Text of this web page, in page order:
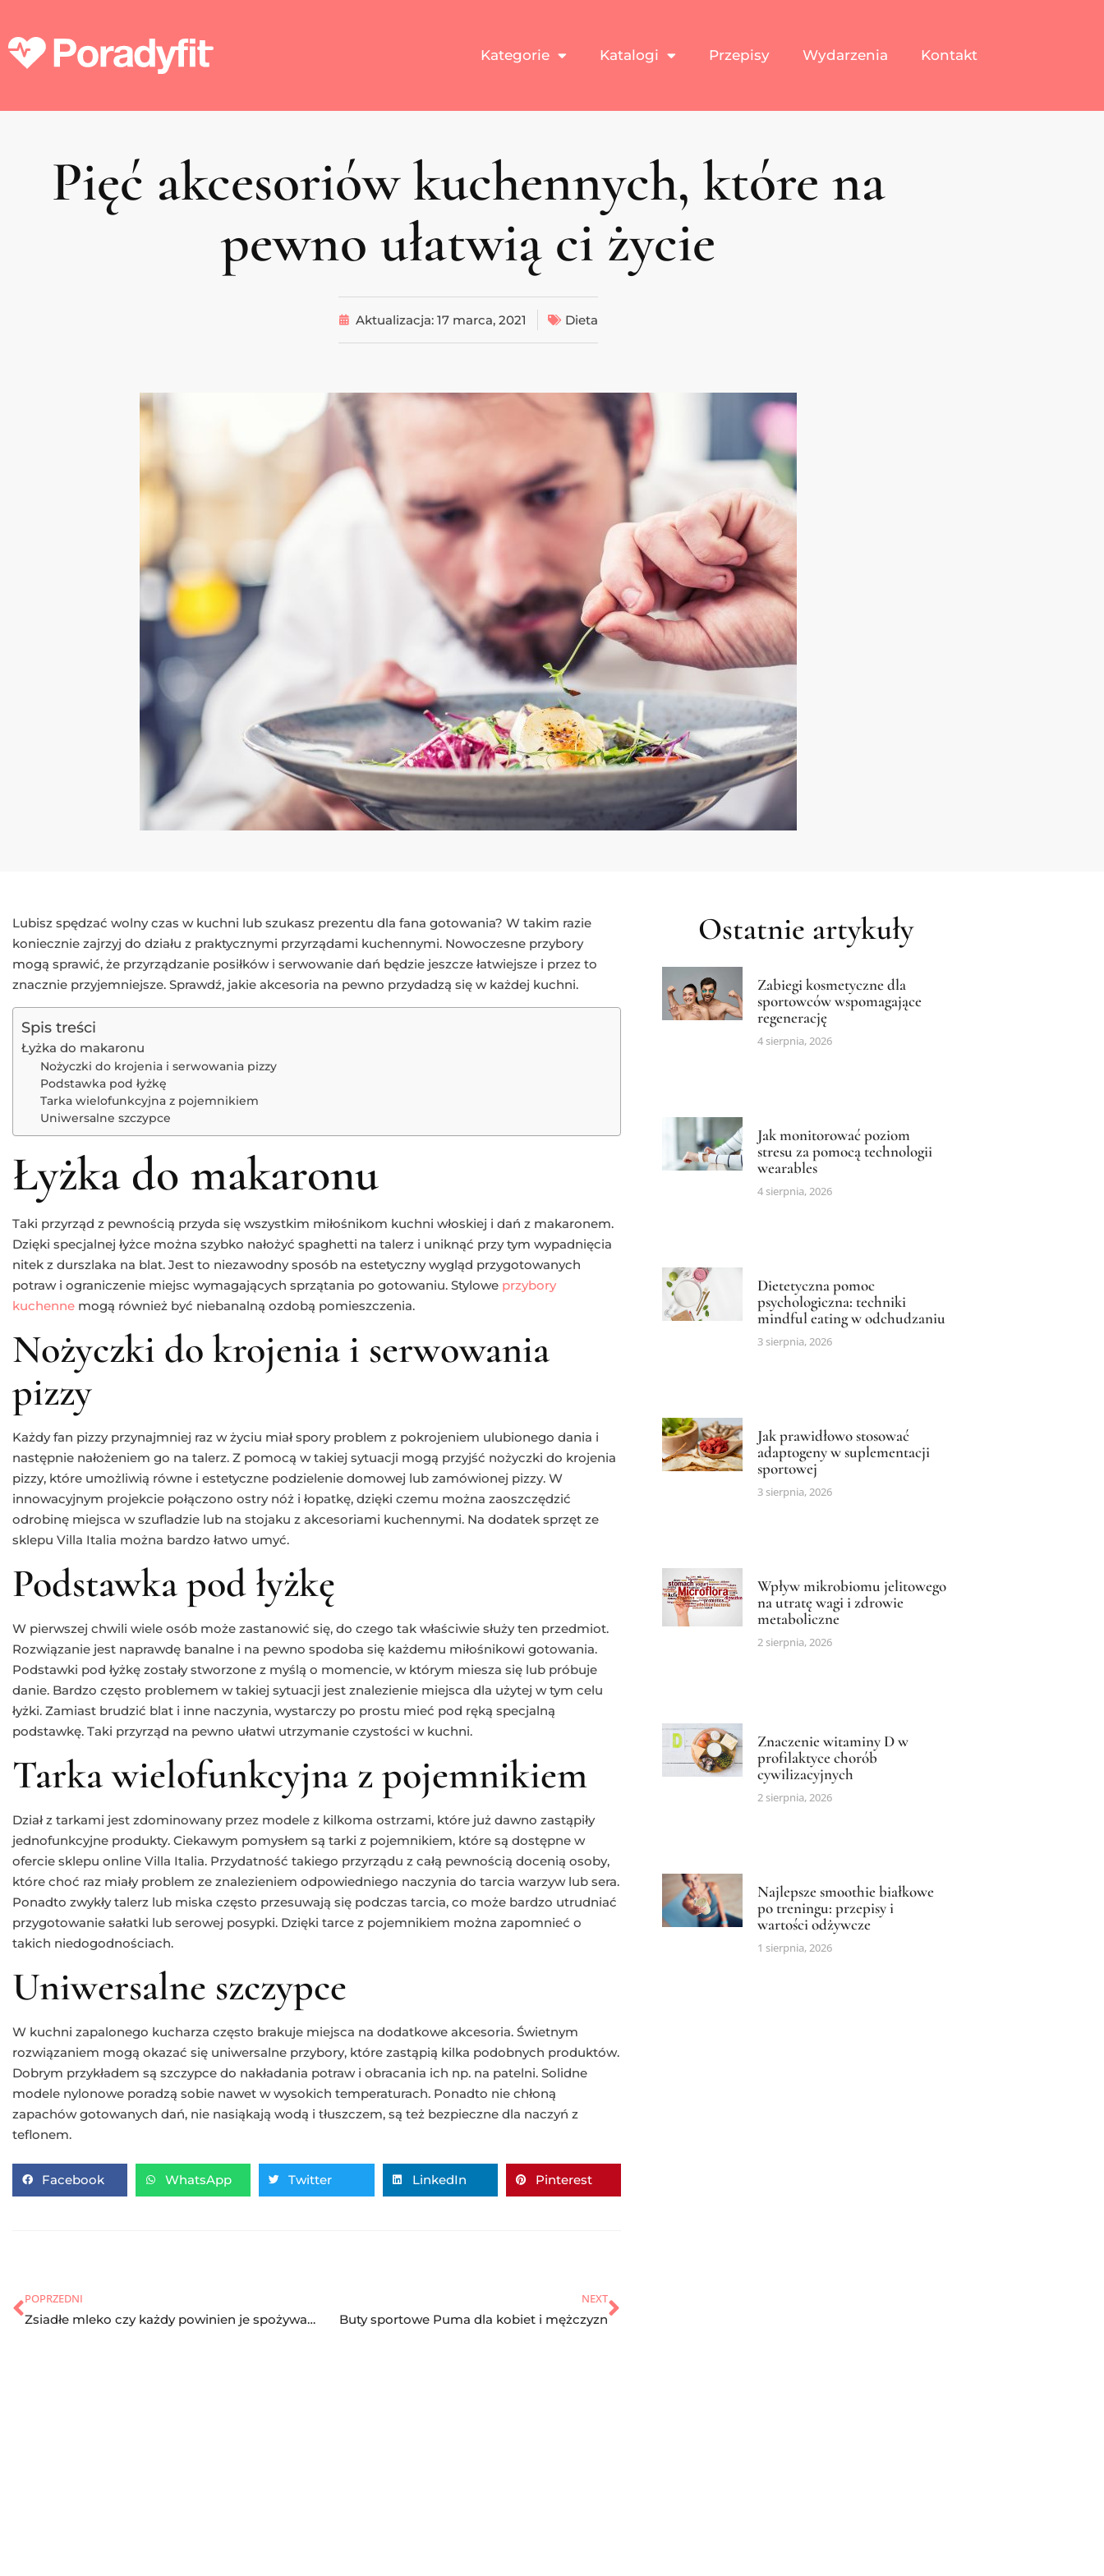
Kategorie Katalogi Przepisy Wydarzenia Kontakt
Pięć akcesoriów kuchennych, które na
pewno ułatwią ci życie
Aktualizacja: 17 marca, 2021 Dieta
Lubisz spędzać wolny czas w kuchni lub szukasz prezentu dla fana gotowania? W takim razie
koniecznie zajrzyj do działu z praktycznymi przyrządami kuchennymi. Nowoczesne przybory
mogą sprawić, że przyrządzanie posiłków i serwowanie dań będzie jeszcze łatwiejsze i przez to
znacznie przyjemniejsze. Sprawdź, jakie akcesoria na pewno przydadzą się w każdej kuchni.
Spis treści
Łyżka do makaronu
Nożyczki do krojenia i serwowania pizzy
Podstawka pod łyżkę
Tarka wielofunkcyjna z pojemnikiem
Uniwersalne szczypce
Łyżka do makaronu
Taki przyrząd z pewnością przyda się wszystkim miłośnikom kuchni włoskiej i dań z makaronem.
Dzięki specjalnej łyżce można szybko nałożyć spaghetti na talerz i uniknąć przy tym wypadnięcia
nitek z durszlaka na blat. Jest to niezawodny sposób na estetyczny wygląd przygotowanych
potraw i ograniczenie miejsc wymagających sprzątania po gotowaniu. Stylowe przybory
kuchenne mogą również być niebanalną ozdobą pomieszczenia.
Nożyczki do krojenia i serwowania
pizzy
Każdy fan pizzy przynajmniej raz w życiu miał spory problem z pokrojeniem ulubionego dania i
następnie nałożeniem go na talerz. Z pomocą w takiej sytuacji mogą przyjść nożyczki do krojenia
pizzy, które umożliwią równe i estetyczne podzielenie domowej lub zamówionej pizzy. W
innowacyjnym projekcie połączono ostry nóż i łopatkę, dzięki czemu można zaoszczędzić
odrobinę miejsca w szufladzie lub na stojaku z akcesoriami kuchennymi. Na dodatek sprzęt ze
sklepu Villa Italia można bardzo łatwo umyć.
Podstawka pod łyżkę
W pierwszej chwili wiele osób może zastanowić się, do czego tak właściwie służy ten przedmiot.
Rozwiązanie jest naprawdę banalne i na pewno spodoba się każdemu miłośnikowi gotowania.
Podstawki pod łyżkę zostały stworzone z myślą o momencie, w którym miesza się lub próbuje
danie. Bardzo często problemem w takiej sytuacji jest znalezienie miejsca dla użytej w tym celu
łyżki. Zamiast brudzić blat i inne naczynia, wystarczy po prostu mieć pod ręką specjalną
podstawkę. Taki przyrząd na pewno ułatwi utrzymanie czystości w kuchni.
Tarka wielofunkcyjna z pojemnikiem
Dział z tarkami jest zdominowany przez modele z kilkoma ostrzami, które już dawno zastąpiły
jednofunkcyjne produkty. Ciekawym pomysłem są tarki z pojemnikiem, które są dostępne w
ofercie sklepu online Villa Italia. Przydatność takiego przyrządu z całą pewnością docenią osoby,
które choć raz miały problem ze znalezieniem odpowiedniego naczynia do tarcia warzyw lub sera.
Ponadto zwykły talerz lub miska często przesuwają się podczas tarcia, co może bardzo utrudniać
przygotowanie sałatki lub serowej posypki. Dzięki tarce z pojemnikiem można zapomnieć o
takich niedogodnościach.
Uniwersalne szczypce
W kuchni zapalonego kucharza często brakuje miejsca na dodatkowe akcesoria. Świetnym
rozwiązaniem mogą okazać się uniwersalne przybory, które zastąpią kilka podobnych produktów.
Dobrym przykładem są szczypce do nakładania potraw i obracania ich np. na patelni. Solidne
modele nylonowe poradzą sobie nawet w wysokich temperaturach. Ponadto nie chłoną
zapachów gotowanych dań, nie nasiąkają wodą i tłuszczem, są też bezpieczne dla naczyń z
teflonem.
Facebook WhatsApp Twitter LinkedIn Pinterest
POPRZEDNI
Zsiadłe mleko czy każdy powinien je spożywać? Właściwości
NEXT
Buty sportowe Puma dla kobiet i mężczyzn
Ostatnie artykuły
Zabiegi kosmetyczne dla
sportowców wspomagające
regenerację
4 sierpnia, 2026
Jak monitorować poziom
stresu za pomocą technologii
wearables
4 sierpnia, 2026
Dietetyczna pomoc
psychologiczna: techniki
mindful eating w odchudzaniu
3 sierpnia, 2026
Jak prawidłowo stosować
adaptogeny w suplementacji
sportowej
3 sierpnia, 2026
Wpływ mikrobiomu jelitowego
na utratę wagi i zdrowie
metaboliczne
2 sierpnia, 2026
Znaczenie witaminy D w
profilaktyce chorób
cywilizacyjnych
2 sierpnia, 2026
Najlepsze smoothie białkowe
po treningu: przepisy i
wartości odżywcze
1 sierpnia, 2026